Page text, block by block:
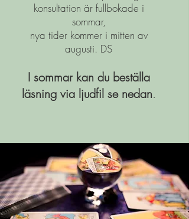
konsultation är fullbokade i
sommar,
nya tider kommer i mitten av
augusti. DS
I sommar kan du beställa
läsning via ljudfil se nedan.